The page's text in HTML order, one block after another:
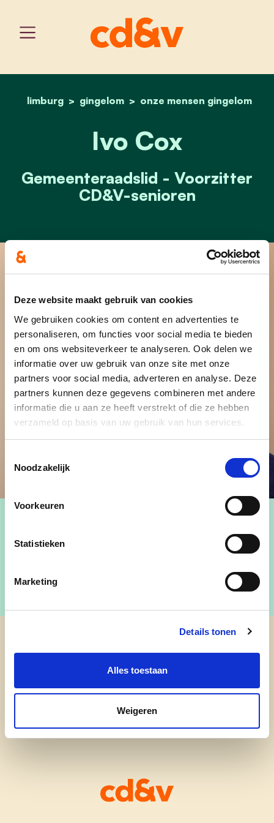
Deze website maakt gebruik van cookies
We gebruiken cookies om content en advertenties te
personaliseren, om functies voor social media te bieden
en om ons websiteverkeer te analyseren. Ook delen we
informatie over uw gebruik van onze site met onze
partners voor social media, adverteren en analyse. Deze
partners kunnen deze gegevens combineren met andere
informatie die u aan ze heeft verstrekt of die ze hebben
verzameld op basis van uw gebruik van hun services.
Noodzakelijk
Voorkeuren
Statistieken
Marketing
Details tonen
Alles toestaan
Weigeren
home
limburg gingelom onze mensen gingelom
ivo cox
Ivo Cox
Gemeenteraadslid - Voorzitter
CD&V-senioren
cd&v Gingelom